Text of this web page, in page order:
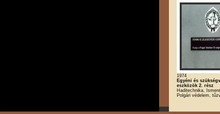
1974
Egyéni és
eszközök 2. rész
Haditechnika,
Polgári védelem,